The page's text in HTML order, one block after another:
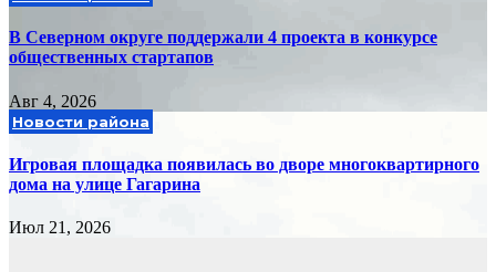
В Северном округе поддержали 4 проекта в конкурсе
общественных стартапов
Авг 4, 2026
Новости района
Игровая площадка появилась во дворе многоквартирного
дома на улице Гагарина
Июл 21, 2026